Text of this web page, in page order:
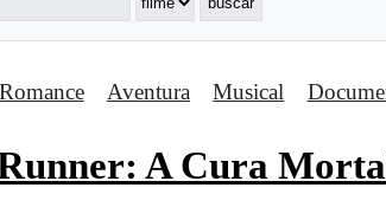
Romance Aventura Musical
A Cura